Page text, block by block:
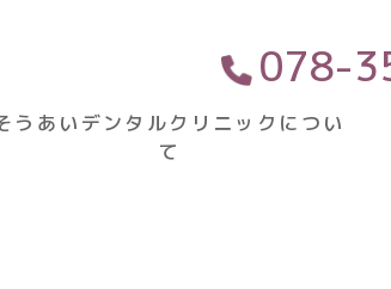
078-
うあいデンタルクリニックについ
て